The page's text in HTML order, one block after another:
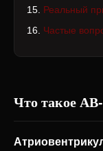
Реальный
Частые
Что такое